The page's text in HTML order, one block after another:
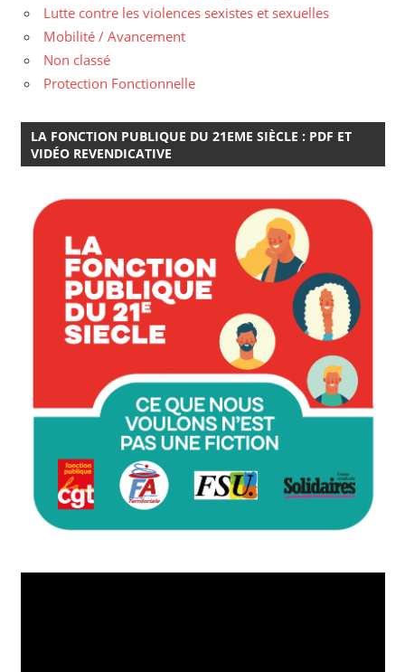
Lutte contre les violences sexistes et sexuelles
Mobilité / Avancement
Non classé
Protection Fonctionnelle
LA FONCTION PUBLIQUE DU 21EME SIÈCLE : PDF ET
VIDÉO REVENDICATIVE